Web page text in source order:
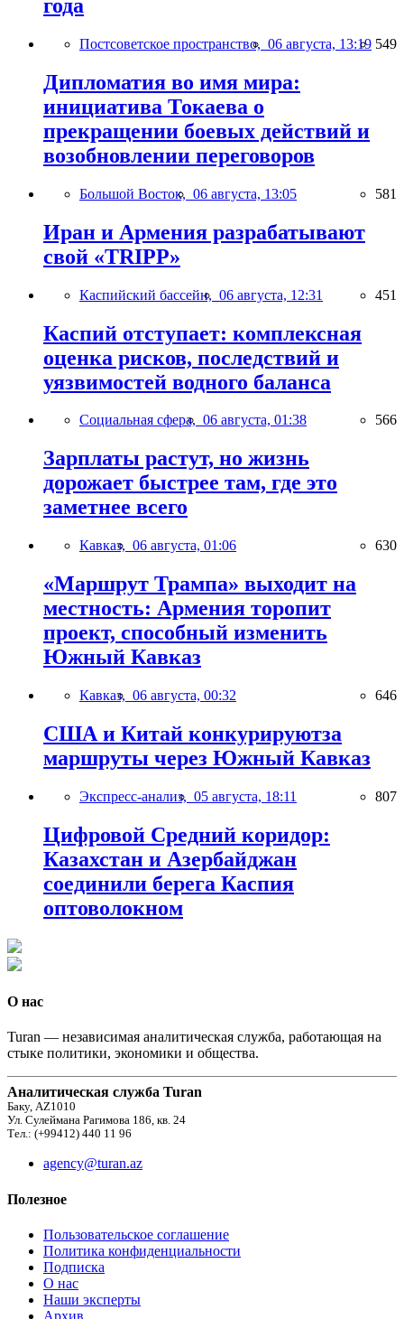
года
Постсоветское пространство, 06 августа, 13:19 549
Дипломатия во имя мира:
инициатива Токаева о
прекращении боевых действий и
возобновлении переговоров
Большой Восток, 06 августа, 13:05 581
Иран и Армения разрабатывают
свой «TRIPP»
Каспийский бассейн, 06 августа, 12:31 451
Каспий отступает: комплексная
оценка рисков, последствий и
уязвимостей водного баланса
Социальная сфера, 06 августа, 01:38 566
Зарплаты растут, но жизнь
дорожает быстрее там, где это
заметнее всего
Кавказ, 06 августа, 01:06 630
«Маршрут Трампа» выходит на
местность: Армения торопит
проект, способный изменить
Южный Кавказ
Кавказ, 06 августа, 00:32 646
США и Китай конкурируютза
маршруты через Южный Кавказ
Экспресс-анализ, 05 августа, 18:11 807
Цифровой Средний коридор:
Казахстан и Азербайджан
соединили берега Каспия
оптоволокном
О нас
Turan — независимая аналитическая служба, работающая на
стыке политики, экономики и общества.
Аналитическая служба Turan
Баку, AZ1010
Ул. Сулеймана Рагимова 186, кв. 24
Тел.: (+99412) 440 11 96
agency@turan.az
Полезное
Пользовательское соглашение
Политика конфиденциальности
Подписка
О нас
Наши эксперты
Архив